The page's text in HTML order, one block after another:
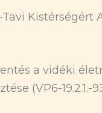
Kistérségért
a vidéki
(VP6-19.2.1.-